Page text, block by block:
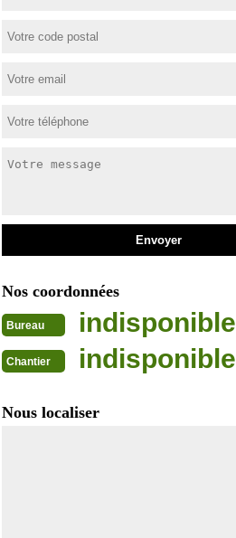
Nos coordonnées
Bureau indisponible
Chantier indisponible
Nous localiser